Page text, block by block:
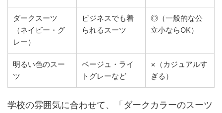
ダークスーツ
（ネイビー・グ
レー）
ビジネスでも着
られるスーツ
◎（一般的な公
立小ならOK）
明るい色のスー
ツ
ベージュ・ライ
トグレーなど
×（カジュアルす
ぎる）
学校の雰囲気に合わせて、「ダークカラーのスーツ